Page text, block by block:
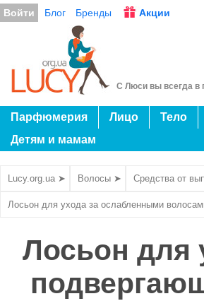
Войти Блог Бренды Акции
С Люси вы всегда в
Парфюмерия Лицо Тело
Детям и мамам
Lucy.org.ua ➤ Волосы ➤ Средства от
Лосьон для ухода за ослабленными
Лосьон для